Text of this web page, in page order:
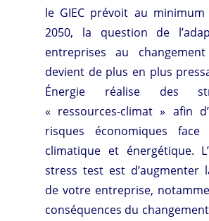
le GIEC prévoit au minimum
2050, la question de
entreprises au
devient de plus en plus
Énergie réalise des
« ressources-climat » afin
risques économiques face
climatique et énergétique.
stress test est d’augmenter
de votre entreprise,
conséquences du